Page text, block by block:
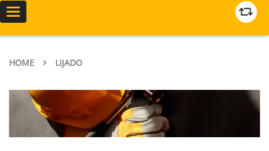
Toggle
navigation
HOME LIJADO